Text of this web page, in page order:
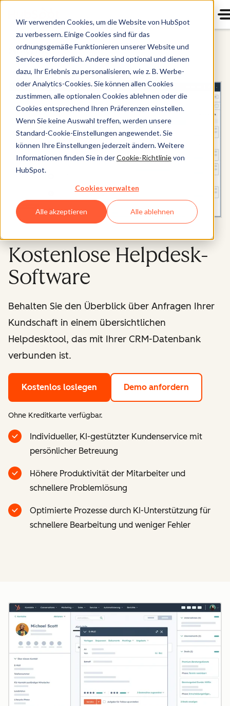
Wir verwenden Cookies, um die Website von HubSpot
zu verbessern. Einige Cookies sind für das
ordnungsgemäße Funktionieren unserer Website und
Services erforderlich. Andere sind optional und dienen
dazu, Ihr Erlebnis zu personalisieren, wie z. B. Werbe-
oder Analytics-Cookies. Sie können allen Cookies
zustimmen, alle optionalen Cookies ablehnen oder die
Cookies entsprechend Ihren Präferenzen einstellen.
Wenn Sie keine Auswahl treffen, werden unsere
Standard-Cookie-Einstellungen angewendet. Sie
können Ihre Einstellungen jederzeit ändern. Weitere
Informationen finden Sie in derCookie-Richtlinievon
HubSpot.
Cookies verwalten
Alle akzeptieren Alle ablehnen
Service Hub
Kostenlose Helpdesk-
Software
Behalten Sie den Überblick über Anfragen Ihrer
Kundschaft in einem übersichtlichen
Helpdesktool, das mit Ihrer CRM-Datenbank
verbunden ist.
Kostenlos loslegen Demo anfordern
Ohne Kreditkarte verfügbar.
Individueller, KI-gestützter Kundenservice mit
persönlicher Betreuung
Höhere Produktivität der Mitarbeiter und
schnellere Problemlösung
Optimierte Prozesse durch KI-Unterstützung für
schnellere Bearbeitung und weniger Fehler